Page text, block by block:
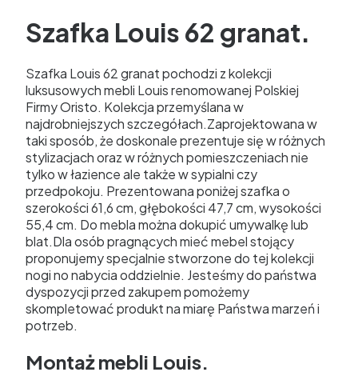
Szafka Louis 62 granat.
Szafka Louis 62 granat pochodzi z kolekcji
luksusowych mebli Louis renomowanej Polskiej
Firmy Oristo. Kolekcja przemyślana w
najdrobniejszych szczegółach.Zaprojektowana w
taki sposób, że doskonale prezentuje się w różnych
stylizacjach oraz w różnych pomieszczeniach nie
tylko w łazience ale także w sypialni czy
przedpokoju. Prezentowana poniżej szafka o
szerokości 61,6 cm, głębokości 47,7 cm, wysokości
55,4 cm. Do mebla można dokupić umywalkę lub
blat.Dla osób pragnących mieć mebel stojący
proponujemy specjalnie stworzone do tej kolekcji
nogi no nabycia oddzielnie. Jesteśmy do państwa
dyspozycji przed zakupem pomożemy
skompletować produkt na miarę Państwa marzeń i
potrzeb.
Montaż mebli Louis.